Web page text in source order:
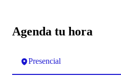
Agenda tu hora
Presencial